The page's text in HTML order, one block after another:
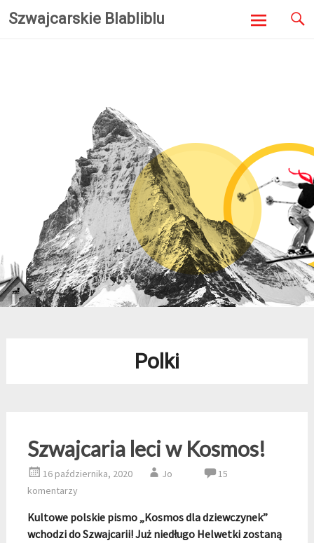
Szwajcarskie Blabliblu
Polki
Szwajcaria leci w Kosmos!
16 października, 2020 Jo
15
komentarzy
Kultowe polskie pismo „Kosmos dla dziewczynek”
wchodzi do Szwajcarii! Już niedługo Helwetki zostaną